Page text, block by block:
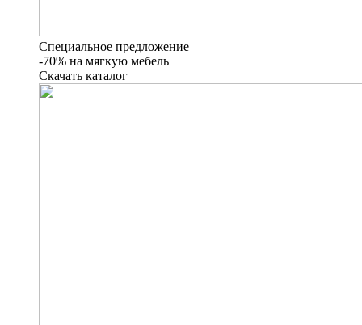
Специальное предложение
-70% на мягкую мебель
Скачать каталог